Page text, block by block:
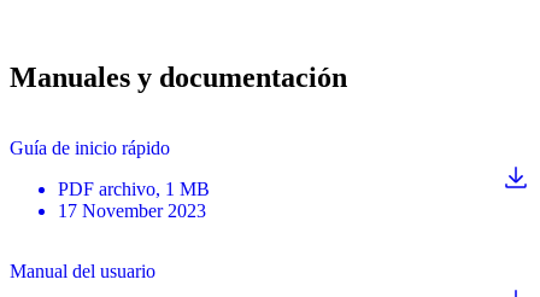
Manuales y documentación
Guía de inicio rápido
PDF archivo, 1 MB
17 November 2023
Manual del usuario